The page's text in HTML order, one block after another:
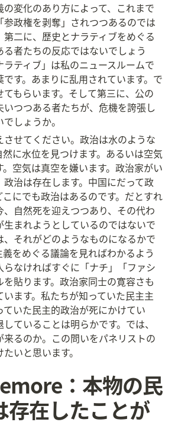
変化のあり方によって、これまで
参政権を剥奪」されつつあるのでは
二に、歴史とナラティブをめぐる
者たちの反応ではないでしょう
ティブ」は私のニュースルームで
す。あまりに乱用されています。で
もらいます。そして第三に、公の
つつある者たちが、危機を誇張し
しょうか。
させてください。政治は水のような
に水位を見つけます。あるいは空気
空気は真空を嫌います。政治家がい
政治は存在します。中国にだって政
にでも政治はあるのです。だとすれ
、自然死を迎えつつあり、その代わ
生まれようとしているのではないで
、それがどのようなものになるかで
をめぐる議論を見ればわかるよう
らなければすぐに「ナチ」「ファシ
貼ります。政治家同士の寛容さも
ます。私たちが知っていた民主主
いた民主的政治が死にかけてい
ていることは明らかです。では、
来るのか。この問いをパネリストの
いと思います。
：本物の民
存在したことが